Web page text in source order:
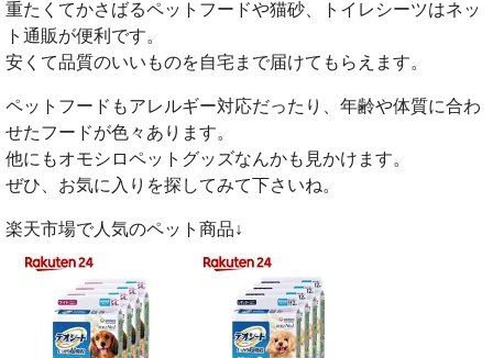
重たくてかさばるペットフードや猫砂、トイレシーツはネッ
ト通販が便利です。
安くて品質のいいものを自宅まで届けてもらえます。
ペットフードもアレルギー対応だったり、年齢や体質に合わ
せたフードが色々あります。
他にもオモシロペットグッズなんかも見かけます。
ぜひ、お気に入りを探してみて下さいね。
楽天市場で人気のペット商品↓